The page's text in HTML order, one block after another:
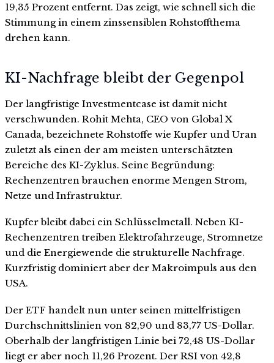
19,35 Prozent entfernt. Das zeigt, wie schnell sich die
Stimmung in einem zinssensiblen Rohstoffthema
drehen kann.
KI-Nachfrage bleibt der Gegenpol
Der langfristige Investmentcase ist damit nicht
verschwunden. Rohit Mehta, CEO von Global X
Canada, bezeichnete Rohstoffe wie Kupfer und Uran
zuletzt als einen der am meisten unterschätzten
Bereiche des KI-Zyklus. Seine Begründung:
Rechenzentren brauchen enorme Mengen Strom,
Netze und Infrastruktur.
Kupfer bleibt dabei ein Schlüsselmetall. Neben KI-
Rechenzentren treiben Elektrofahrzeuge, Stromnetze
und die Energiewende die strukturelle Nachfrage.
Kurzfristig dominiert aber der Makroimpuls aus den
USA.
Der ETF handelt nun unter seinen mittelfristigen
Durchschnittslinien von 82,90 und 83,77 US-Dollar.
Oberhalb der langfristigen Linie bei 72,48 US-Dollar
liegt er aber noch 11,26 Prozent. Der RSI von 42,8